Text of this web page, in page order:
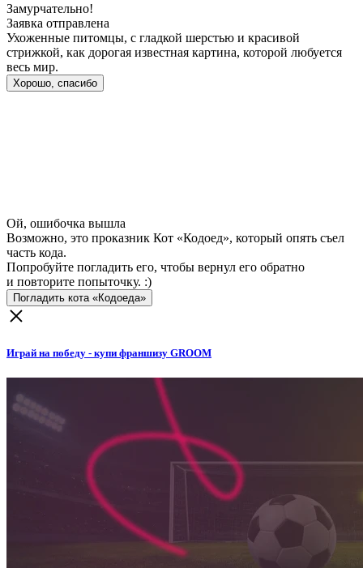
Замурчательно!
Заявка отправлена
Ухоженные питомцы, с гладкой шерстью и красивой
стрижкой, как дорогая известная картина, которой любуется
весь мир.
Хорошо, спасибо
Ой, ошибочка вышла
Возможно, это проказник Кот «Кодоед», который опять съел
часть кода.
Попробуйте погладить его, чтобы вернул его обратно
и повторите попыточку. :)
Погладить кота «Кодоеда»
Играй на победу - купи франшизу GROOM